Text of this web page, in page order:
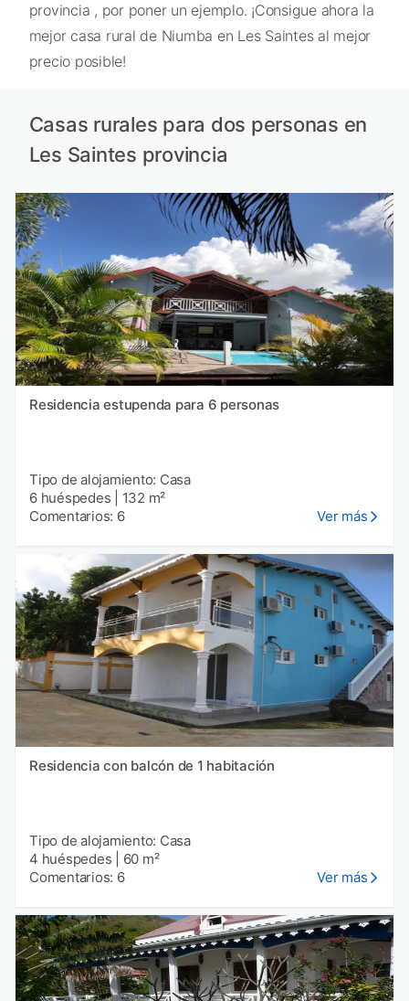
provincia , por poner un ejemplo. ¡Consigue ahora la
mejor casa rural de Niumba en Les Saintes al mejor
precio posible!
Casas rurales para dos personas en
Les Saintes provincia
Residencia estupenda para 6 personas
Tipo de alojamiento: Casa
6 huéspedes
132 m²
Comentarios: 6
Ver más
Residencia con balcón de 1 habitación
Tipo de alojamiento: Casa
4 huéspedes
60 m²
Comentarios: 6
Ver más